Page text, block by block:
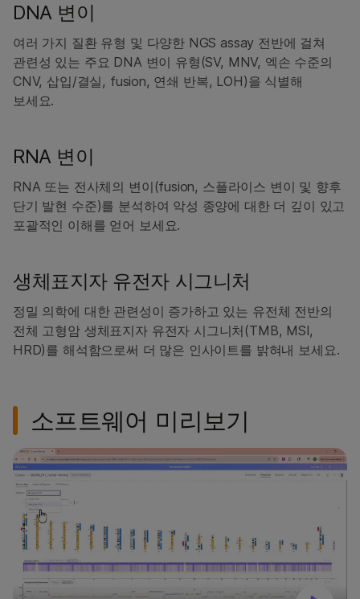
DNA 변이
여러 가지 질환 유형 및 다양한 NGS assay 전반에 걸쳐
관련성 있는 주요 DNA 변이 유형(SV, MNV, 엑손 수준의
CNV, 삽입/결실, fusion, 연쇄 반복, LOH)을 식별해
보세요.
RNA 변이
RNA 또는 전사체의 변이(fusion, 스플라이스 변이 및 향후
단기 발현 수준)를 분석하여 악성 종양에 대한 더 깊이 있고
포괄적인 이해를 얻어 보세요.
생체표지자 유전자 시그니처
정밀 의학에 대한 관련성이 증가하고 있는 유전체 전반의
전체 고형암 생체표지자 유전자 시그니처(TMB, MSI,
HRD)를 해석함으로써 더 많은 인사이트를 밝혀내 보세요.
소프트웨어 미리보기